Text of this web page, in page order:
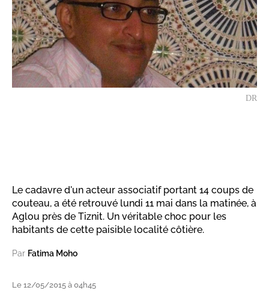
DR
Le cadavre d'un acteur associatif portant 14 coups de
couteau, a été retrouvé lundi 11 mai dans la matinée, à
Aglou près de Tiznit. Un véritable choc pour les
habitants de cette paisible localité côtière.
Par Fatima Moho
Le 12/05/2015 à 04h45